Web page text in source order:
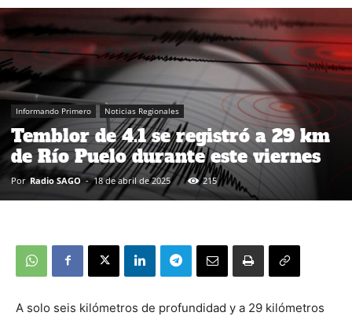
Informando Primero Noticias Regionales
Temblor de 4.1 se registró a 29 km
de Río Puelo durante este viernes
Por Radio SAGO - 18 de abril de 2025 215
A solo seis kilómetros de profundidad y a 29 kilómetros